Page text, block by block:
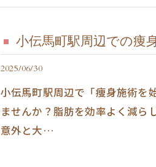
小伝馬町駅周辺での痩
2025/06/30
小伝馬町駅周辺で「痩身施術を
ませんか？脂肪を効率よく減ら
意外と大…